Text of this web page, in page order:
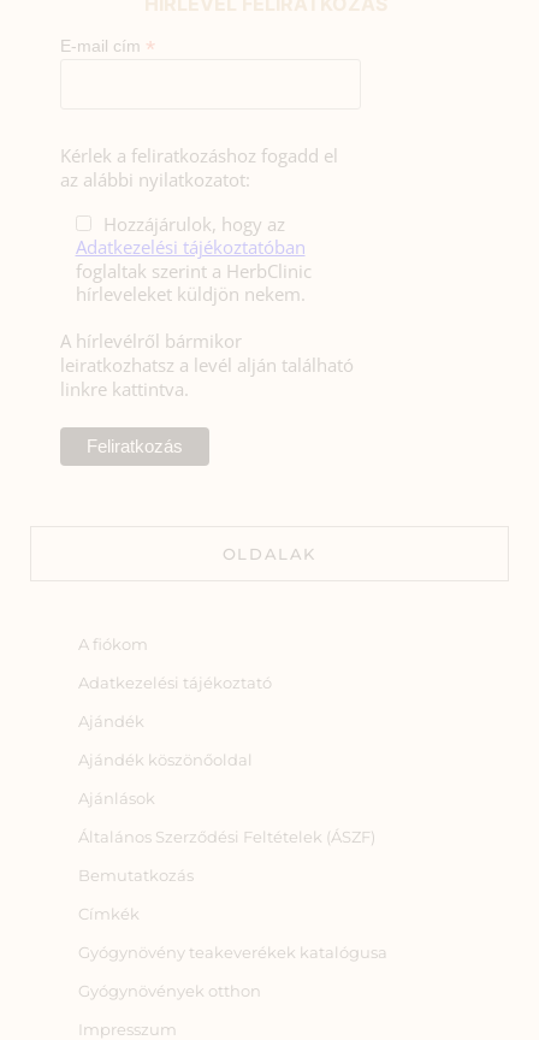
E-mail cím *
Kérlek a feliratkozáshoz fogadd el
az alábbi nyilatkozatot:
Hozzájárulok, hogy az
Adatkezelési tájékoztatóban
foglaltak szerint a HerbClinic
hírleveleket küldjön nekem.
A hírlevélről bármikor
leiratkozhatsz a levél alján található
linkre kattintva.
OLDALAK
A fiókom
Adatkezelési tájékoztató
Ajándék
Ajándék köszönőoldal
Ajánlások
Általános Szerződési Feltételek (ÁSZF)
Bemutatkozás
Címkék
Gyógynövény teakeverékek katalógusa
Gyógynövények otthon
Impresszum